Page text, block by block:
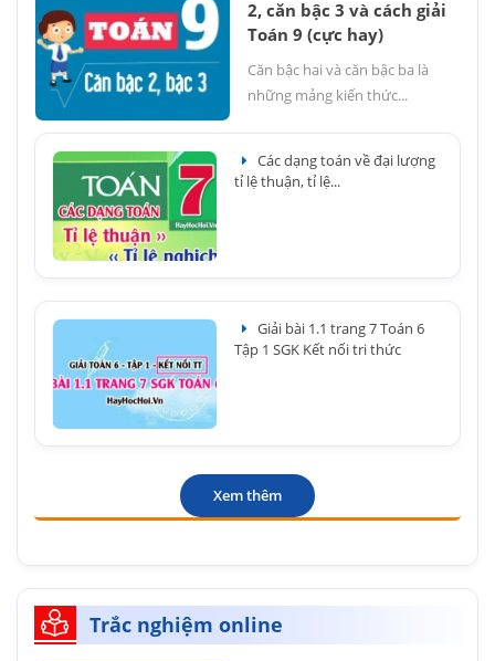
2, căn bậc 3 và cách giải
Toán 9 (cực hay)
Căn bậc hai và căn bậc ba là
những mảng kiến thức...
Các dạng toán về đại lượng
tỉ lệ thuận, tỉ lệ...
Giải bài 1.1 trang 7 Toán 6
Tập 1 SGK Kết nối tri thức
Xem thêm
Trắc nghiệm online